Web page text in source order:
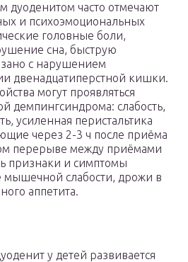
дуоденитом часто отмечают
и психоэмоциональных
головные боли,
сна, быструю
с нарушением
двенадцатиперстной кишки.
могут проявляться
демпингсиндрома: слабость,
усиленная перистальтика
через 2-3 ч после приёма
перерыве между приёмами
признаки и симптомы
мышечной слабости, дрожи в
аппетита.
у детей развивается